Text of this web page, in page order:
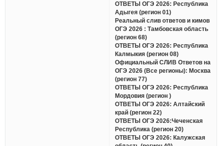
ОТВЕТЫ ОГЭ 2026: Республика
Адыгея (регион 01)
Реальный слив ответов и кимов
ОГЭ 2026 : Тамбовская область
(регион 68)
ОТВЕТЫ ОГЭ 2026: Республика
Калмыкия (регион 08)
Официальный СЛИВ Ответов на
ОГЭ 2026 (Все регионы): Москва
(регион 77)
ОТВЕТЫ ОГЭ 2026: Республика
Мордовия (регион )
ОТВЕТЫ ОГЭ 2026: Алтайский
край (регион 22)
ОТВЕТЫ ОГЭ 2026:Чеченская
Республика (регион 20)
ОТВЕТЫ ОГЭ 2026: Калужская